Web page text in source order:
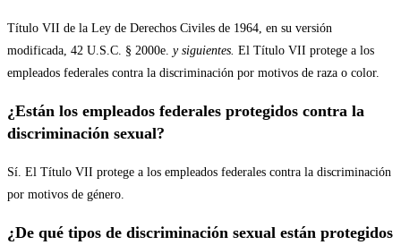
Título VII de la Ley de Derechos Civiles de 1964, en su versión
modificada, 42 U.S.C. § 2000e. y siguientes. El Título VII protege a los
empleados federales contra la discriminación por motivos de raza o color.
¿Están los empleados federales protegidos contra la
discriminación sexual?
Sí. El Título VII protege a los empleados federales contra la discriminación
por motivos de género.
¿De qué tipos de discriminación sexual están protegidos